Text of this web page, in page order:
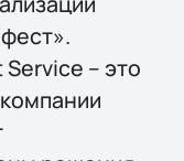
– это